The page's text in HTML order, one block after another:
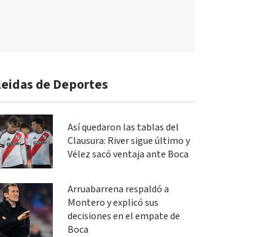
de Deportes
Así quedaron las tablas del
Clausura: River sigue último y
Vélez sacó ventaja ante Boca
Arruabarrena respaldó a
Montero y explicó sus
decisiones en el empate de
Boca